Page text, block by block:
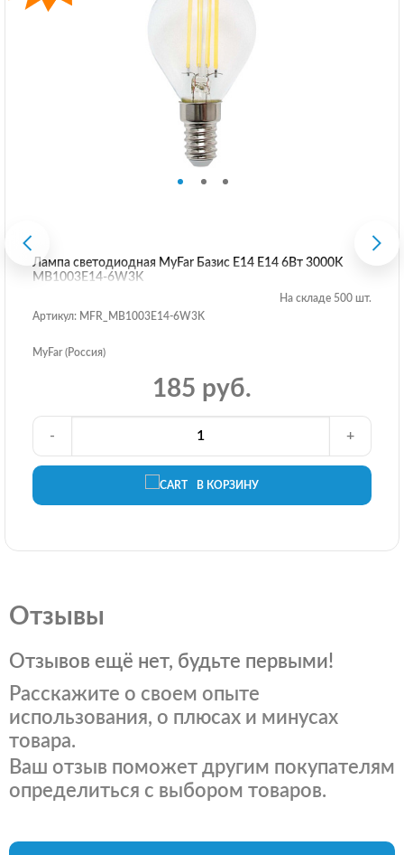
Лампа светодиодная MyFar Базис E14 E14 6Вт 3000K
MB1003E14-6W3K
На складе 500 шт.
Артикул: MFR_MB1003E14-6W3K
MyFar (Россия)
185 руб.
В КОРЗИНУ
- +
Отзывы
Отзывов ещё нет, будьте первыми!
Расскажите о своем опыте
использования, о плюсах и минусах
товара.
Ваш отзыв поможет другим покупателям
определиться с выбором товаров.